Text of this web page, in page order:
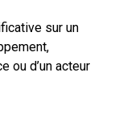
sur un
ou d’un acteur